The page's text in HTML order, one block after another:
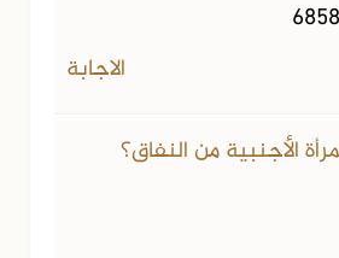
6858
الاجابة
الأجنبية من النفاق؟